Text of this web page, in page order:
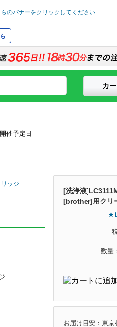
カ
ッジ
[洗浄液
[brother]用クリ
★
数量：
お届け目安：東京